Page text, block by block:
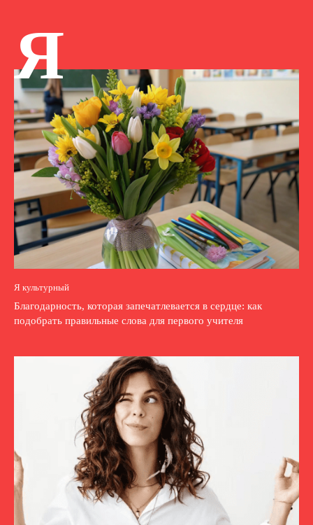
Я
Я культурный
Благодарность, которая запечатлевается в сердце: как
подобрать правильные слова для первого учителя